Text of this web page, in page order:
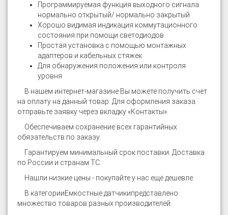
Программируемая функция выходного сигнала
нормально открытый/ нормально закрытый
Хорошо видимая индикация коммутационного
состояния при помощи светодиодов
Простая установка с помощью монтажных
адаптеров и кабельных стяжек
Для обнаружения положения или контроля
уровня
В нашем интернет-магазине Вы можете получить счет
на оплату на данный товар. Для оформления заказа
отправьте заявку через вкладку «Контакты».
Обеспечиваем сохранение всех гарантийных
обязательств по заказу.
Гарантируем минимальный срок поставки. Доставка
по России и странам ТС.
Нашли низкие цены - покупайте у нас ещё дешевле.
В категорииЕмкостные датчикипредставлено
множество товаров разных производителей.